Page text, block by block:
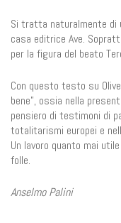
Si tratta naturalmente di
casa editrice Ave.
per la figura del beato
Con questo testo su
bene”, ossia nella
pensiero di testimoni di
totalitarismi europei e
Un lavoro quanto mai
folle.
Anselmo Palini